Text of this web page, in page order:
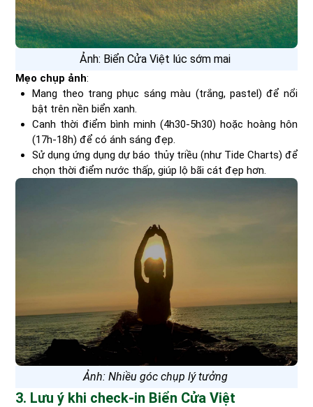
Ảnh: Biển Cửa Việt lúc sớm mai
Mẹo chụp ảnh:
Mang theo trang phục sáng màu (trắng, pastel) để nổi
bật trên nền biển xanh.
Canh thời điểm bình minh (4h30-5h30) hoặc hoàng hôn
(17h-18h) để có ánh sáng đẹp.
Sử dụng ứng dụng dự báo thủy triều (như Tide Charts) để
chọn thời điểm nước thấp, giúp lộ bãi cát đẹp hơn.
Ảnh: Nhiều góc chụp lý tưởng
3. Lưu ý khi check-in Biển Cửa Việt